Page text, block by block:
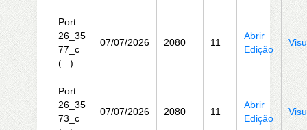
Port_
26_35
77_c
(...)
07/07/2026 2080 11
Abrir
Edição
Port_
26_35
73_c
07/07/2026 2080 11
Abrir
Edição